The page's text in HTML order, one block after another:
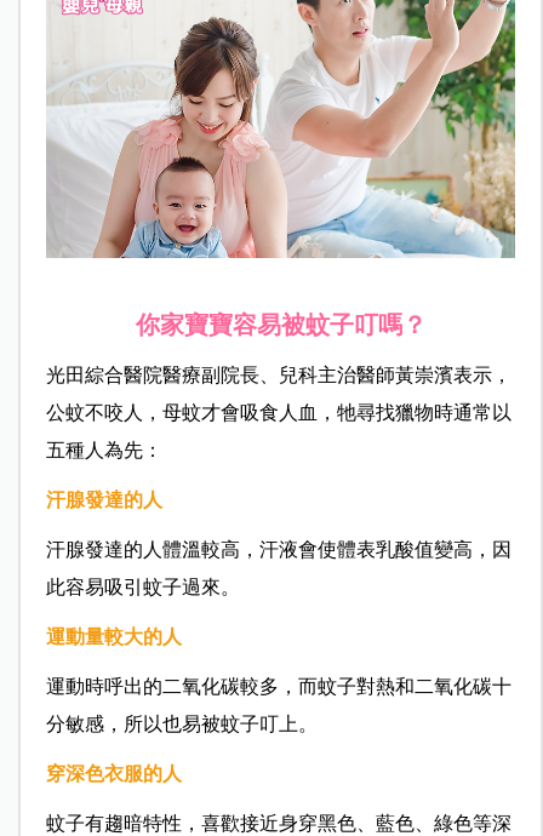
你家寶寶容易被蚊子叮嗎？
光田綜合醫院醫療副院長、兒科主治醫師黃崇濱表示，
公蚊不咬人，母蚊才會吸食人血，牠尋找獵物時通常以
五種人為先：
汗腺發達的人
汗腺發達的人體溫較高，汗液會使體表乳酸值變高，因
此容易吸引蚊子過來。
運動量較大的人
運動時呼出的二氧化碳較多，而蚊子對熱和二氧化碳十
分敏感，所以也易被蚊子叮上。
穿深色衣服的人
蚊子有趨暗特性，喜歡接近身穿黑色、藍色、綠色等深